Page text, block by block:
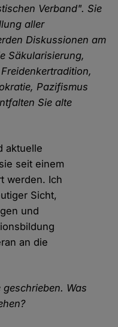
Verband". Sie
aller
Diskussionen am
Säkularisierung,
Pazifismus
Sie alte
aktuelle
seit einem
werden. Ich
Sicht,
und
an die
Was